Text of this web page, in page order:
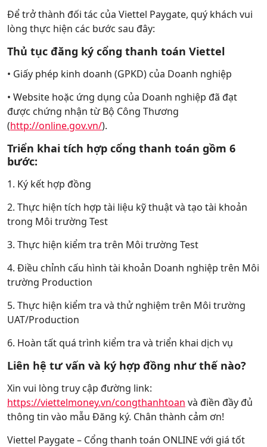
Để trở thành đối tác của Viettel Paygate, quý khách vui
lòng thực hiện các bước sau đây:
Thủ tục đăng ký cổng thanh toán Viettel
• Giấy phép kinh doanh (GPKD) của Doanh nghiệp
• Website hoặc ứng dụng của Doanh nghiệp đã đạt
được chứng nhận từ Bộ Công Thương
(http://online.gov.vn/).
Triển khai tích hợp cổng thanh toán gồm 6
bước:
1. Ký kết hợp đồng
2. Thực hiện tích hợp tài liệu kỹ thuật và tạo tài khoản
trong Môi trường Test
3. Thực hiện kiểm tra trên Môi trường Test
4. Điều chỉnh cấu hình tài khoản Doanh nghiệp trên Môi
trường Production
5. Thực hiện kiểm tra và thử nghiệm trên Môi trường
UAT/Production
6. Hoàn tất quá trình kiểm tra và triển khai dịch vụ
Liên hệ tư vấn và ký hợp đồng như thế nào?
Xin vui lòng truy cập đường link:
https://viettelmoney.vn/congthanhtoan và điền đầy đủ
thông tin vào mẫu Đăng ký. Chân thành cảm ơn!
Viettel Paygate – Cổng thanh toán ONLINE với giá tốt